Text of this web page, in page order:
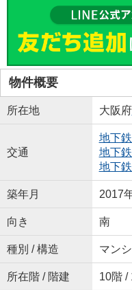
物件概要
所在地 大阪府
交通
地下
地下
地下
築年月 2017
向き 南
種別 / 構造 マン
所在階 / 階建 10階 /